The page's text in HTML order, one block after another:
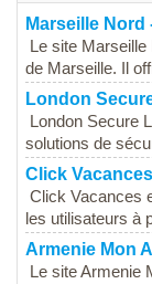
Marseille
Le site
de Marseille. Il
London
London Secure
solutions de
Click
Click Vacances
les utilisateurs à
Armenie Mon
Le site Armenie